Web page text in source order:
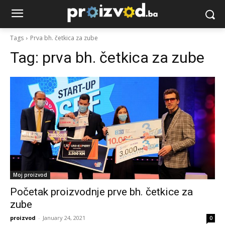
Tags Prva bh. četkica za zube
Tag: prva bh. četkica za zube
Moj proizvod
Početak proizvodnje prve bh. četkice za
zube
proizvod - January 24, 2021 0